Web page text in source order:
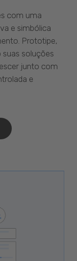
com uma
e simbólica
Prototipe,
soluções
junto com
e